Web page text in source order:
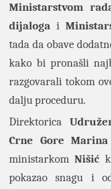
Ministarstvom
dijaloga i
tada da obave
kako bi pronašli
razgovarali tokom
dalju proceduru.
Direktorica
Crne Gore
ministarkom Nišić
pokazao snagu i